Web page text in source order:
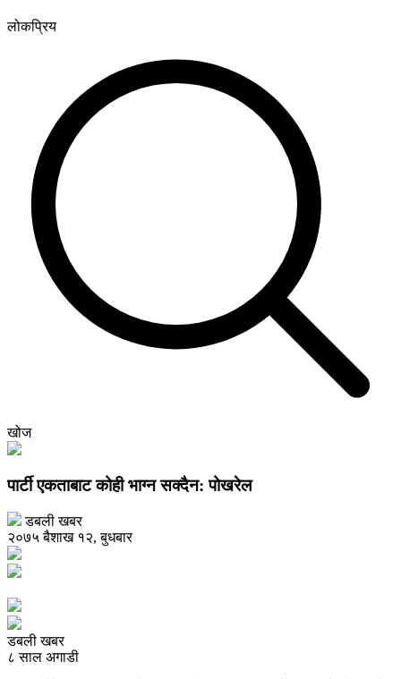
लोकप्रिय
खोज
पार्टी एकताबाट कोही भाग्न सक्दैन: पोखरेल
डबली खबर
२०७५ बैशाख १२, बुधबार
डबली खबर
८ साल अगाडी